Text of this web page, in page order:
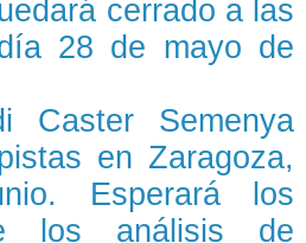
cerrado a las
28 de mayo de
Caster Semenya
en Zaragoza,
Esperará los
los análisis de